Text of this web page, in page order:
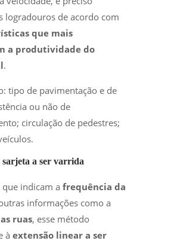
logradouros de acordo com
que mais
a produtividade do
.
tipo de pavimentação e de
ou não de
circulação de pedestres;
sarjeta a ser varrida
que indicam a frequência da
informações como a
ruas, esse método
à extensão linear a ser